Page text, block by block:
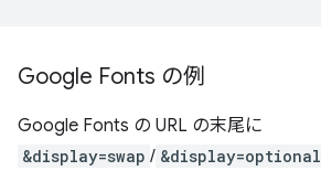
Google Fonts の例
Google Fonts の URL の末尾に
&display=swap / &display=optional